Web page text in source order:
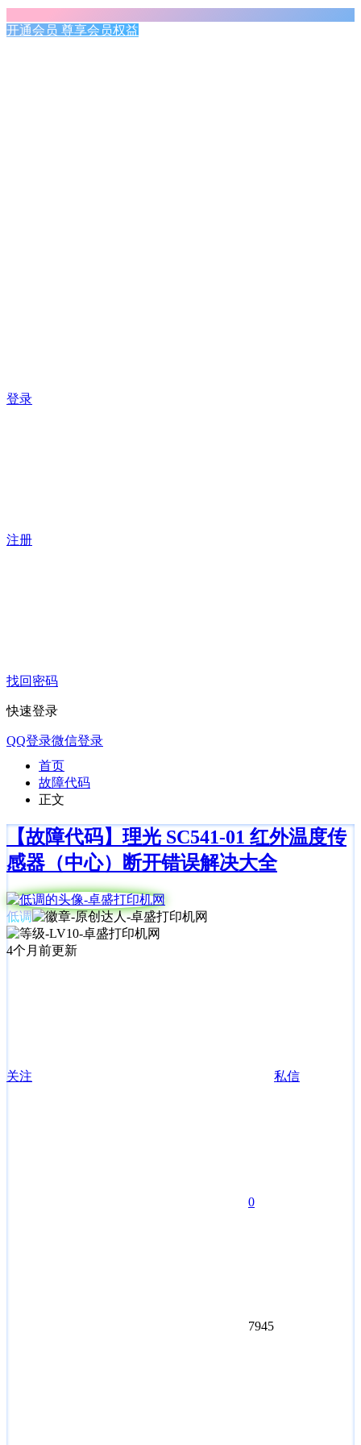
开通会员 尊享会员权益
登录
注册
找回密码
快速登录
QQ登录微信登录
首页
故障代码
正文
【故障代码】理光 SC541-01 红外温度传
感器（中心）断开错误解决大全
低调
4个月前更新
关注 私信
0
7945